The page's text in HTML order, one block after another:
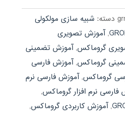
دسته: شبیه سازی مولکولی
,آموزش تصویری
گروماکس,آموزش تضمینی
گروماکس,آموزش فارسی
گروماکس,آموزش فارسی نرم
فارسی نرم افزار گروماکس,
,آموزش کاربردی گروماکس,